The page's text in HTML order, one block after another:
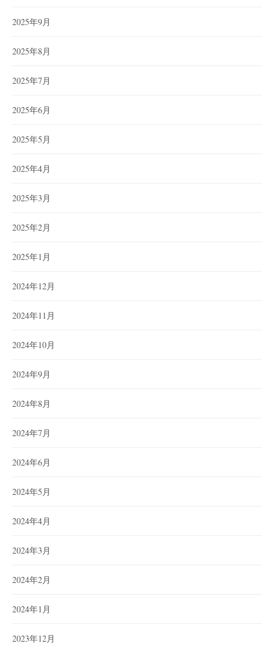
2025年9月
2025年8月
2025年7月
2025年6月
2025年5月
2025年4月
2025年3月
2025年2月
2025年1月
2024年12月
2024年11月
2024年10月
2024年9月
2024年8月
2024年7月
2024年6月
2024年5月
2024年4月
2024年3月
2024年2月
2024年1月
2023年12月